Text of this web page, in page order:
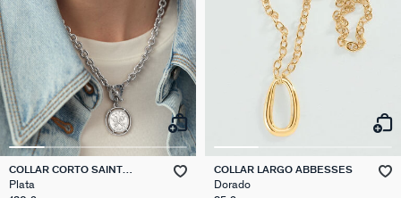
COLLAR CORTO SAINT
HONORE
Plata
COLLAR LARGO ABBESSES
Dorado